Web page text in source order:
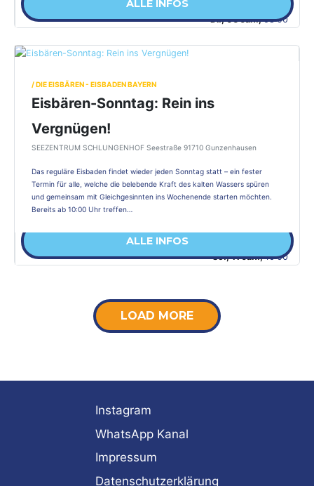
Di., 06 Jan.,08:00
ALLE INFOS
/ DIE EISBÄREN - EISBADEN BAYERN
Eisbären-Sonntag: Rein ins
Vergnügen!
SEEZENTRUM SCHLUNGENHOF Seestraße 91710 Gunzenhausen
Das reguläre Eisbaden findet wieder jeden Sonntag statt – ein fester
Termin für alle, welche die belebende Kraft des kalten Wassers spüren
und gemeinsam mit Gleichgesinnten ins Wochenende starten möchten.
Bereits ab 10:00 Uhr treffen…
So., 11 Jan.,10:00
ALLE INFOS
LOAD MORE
Instagram
WhatsApp Kanal
Impressum
Datenschutzerklärung